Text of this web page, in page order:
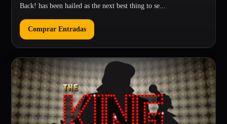
Back! has been hailed as the next best thing to se...
Comprar Entradas